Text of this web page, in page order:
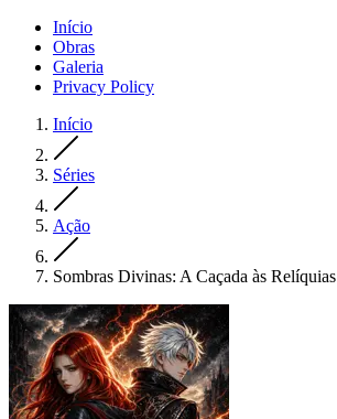
Início
Obras
Galeria
Privacy Policy
Início
Séries
Ação
Sombras Divinas: A Caçada às Relíquias